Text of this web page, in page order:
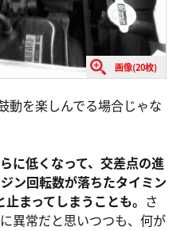
画像(20枚)
動を楽しんでる場合じゃな
に低くなって、交差点の進
ン回転数が落ちたタイミン
まってしまうことも。 さ
異常だと思いつつも、何が